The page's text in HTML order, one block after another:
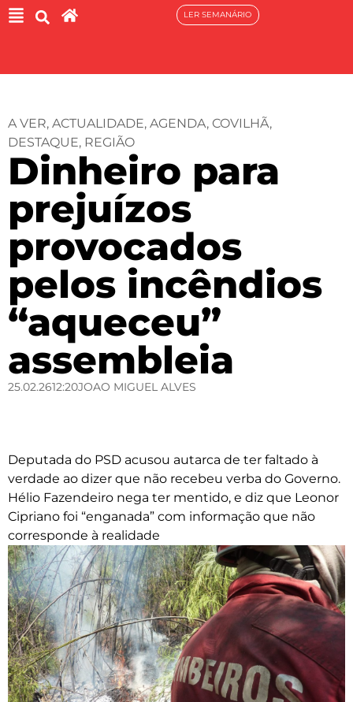
LER SEMANÁRIO
A VER, ACTUALIDADE, AGENDA, COVILHÃ,
DESTAQUE, REGIÃO
Dinheiro para
prejuízos
provocados
pelos incêndios
“aqueceu”
assembleia
25.02.2612:20JOAO MIGUEL ALVES
Deputada do PSD acusou autarca de ter faltado à
verdade ao dizer que não recebeu verba do Governo.
Hélio Fazendeiro nega ter mentido, e diz que Leonor
Cipriano foi “enganada” com informação que não
corresponde à realidade